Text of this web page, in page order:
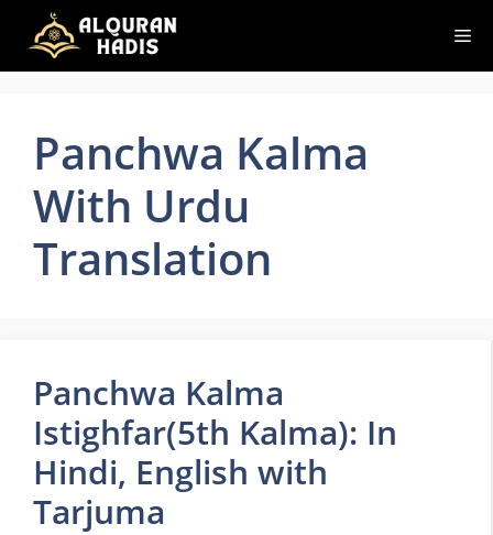
content
Panchwa Kalma
With Urdu
Translation
Panchwa Kalma
Istighfar(5th Kalma): In
Hindi, English with
Tarjuma